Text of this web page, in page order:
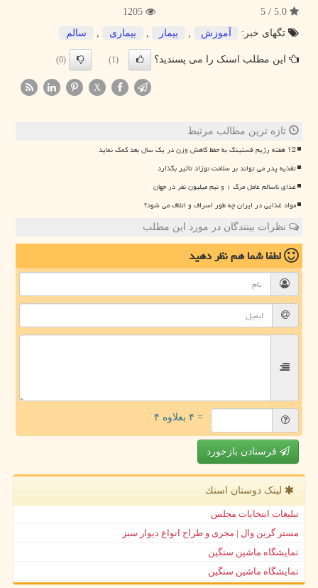
تگهای خبر:
آموزش , بیمار , بیماری , سالم
این مطلب اسنک را می پسندید؟ (1)
(0)
X
تازه ترین مطالب مرتبط
12 هفته رژیم فستینگ به حفظ کاهش وزن در یک سال بعد کمک نماید
تغذیه پدر می تواند بر سلامت نوزاد تأثیر بگذارد
غذای ناسالم عامل مرگ ۱ و نیم میلیون نفر در جهان
مواد غذایی در ایران چه طور اسراف و اتلاف می شود؟
نظرات بینندگان در مورد این مطلب
لطفا شما همنظر دهید
= ۴ بعلاوه ۴
فرستادن بازخورد
لینک دوستان اسنك
تبلیغات انتخابات مجلس
مستر گرین وال | مجری و طراح انواع دیوار سبز
نمایشگاه ماشین سنگین
نمایشگاه ماشین سنگین